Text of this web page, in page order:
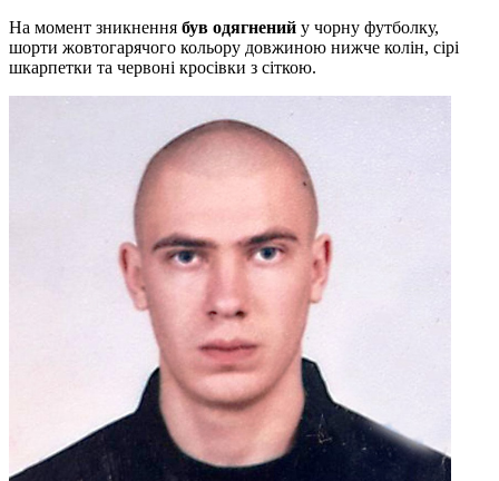
На момент зникнення був одягнений у чорну футболку,
шорти жовтогарячого кольору довжиною нижче колін, сірі
шкарпетки та червоні кросівки з сіткою.